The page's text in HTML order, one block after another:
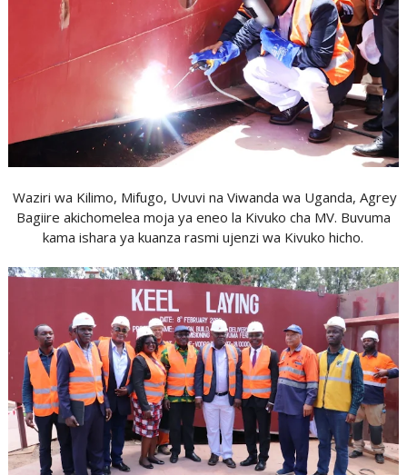
Waziri wa Kilimo, Mifugo, Uvuvi na Viwanda wa Uganda, Agrey
Bagiire akichomelea moja ya eneo la Kivuko cha MV. Buvuma
kama ishara ya kuanza rasmi ujenzi wa Kivuko hicho.